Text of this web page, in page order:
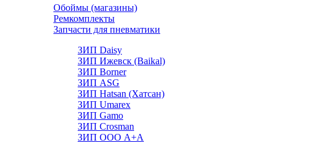
Обоймы (магазины)
Ремкомплекты
Запчасти для пневматики
ЗИП Daisy
ЗИП Ижевск (Baikal)
ЗИП Borner
ЗИП ASG
ЗИП Hatsan (Хатсан)
ЗИП Umarex
ЗИП Gamo
ЗИП Crosman
ЗИП ООО А+А